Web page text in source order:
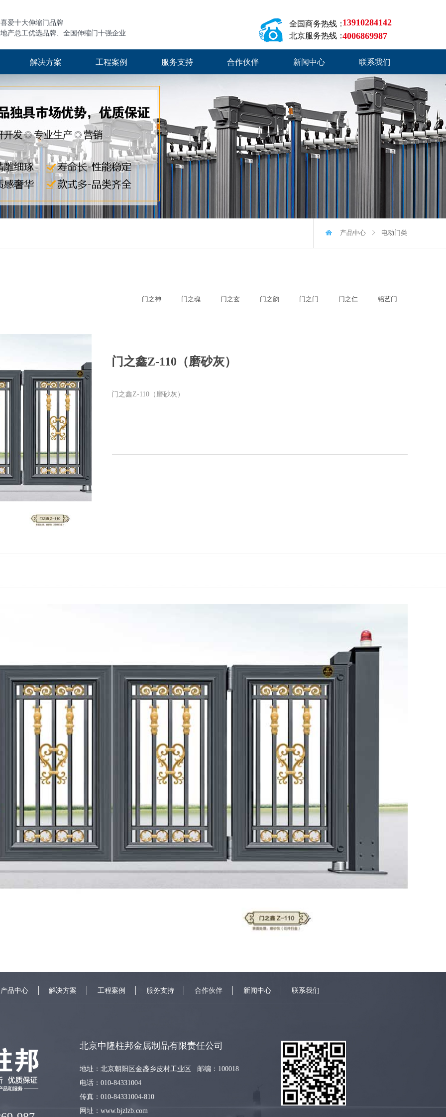
解决方案 工程案例 服务支持 合作伙伴 新闻中心 联系我们
爱十大伸缩门品牌
产总工优选品牌、全国伸缩门十强企业
全国商务热线：
北京服务热线：
13910284142
4006869987
产品中心 ꁕ 电动门类
门之神 门之魂 门之玄 门之韵 门之门 门之仁 铝艺门
门之鑫Z-110（磨砂灰）
门之鑫Z-110（磨砂灰）
北京中隆柱邦金属制品有限责任公司
地址：北京朝阳区金盏乡皮村工业区 邮编：100018
电话：010-84331004
传真：010-84331004-810
网址：www.bjzlzb.com
产品中心 解决方案 工程案例 服务支持 合作伙伴 新闻中心 联系我们